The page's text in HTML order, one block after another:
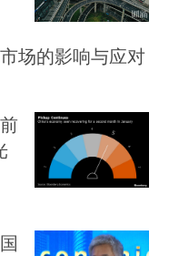
场的影响与应对